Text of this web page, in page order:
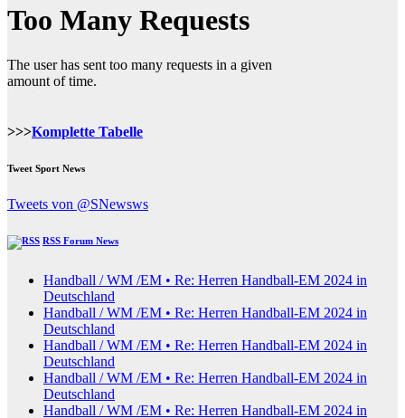
>>>Komplette Tabelle
Tweet Sport News
Tweets von @SNewsws
RSS Forum News
Handball / WM /EM • Re: Herren Handball-EM 2024 in
Deutschland
Handball / WM /EM • Re: Herren Handball-EM 2024 in
Deutschland
Handball / WM /EM • Re: Herren Handball-EM 2024 in
Deutschland
Handball / WM /EM • Re: Herren Handball-EM 2024 in
Deutschland
Handball / WM /EM • Re: Herren Handball-EM 2024 in